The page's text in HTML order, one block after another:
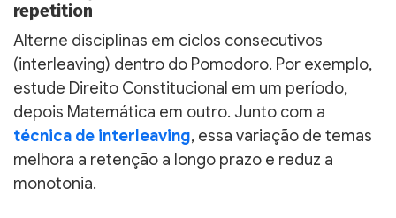
repetition
Alterne disciplinas em ciclos consecutivos
(interleaving) dentro do Pomodoro. Por exemplo,
estude Direito Constitucional em um período,
depois Matemática em outro. Junto com a
técnica de interleaving, essa variação de temas
melhora a retenção a longo prazo e reduz a
monotonia.